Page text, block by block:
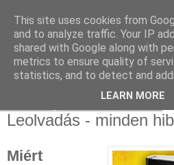
Leolvadás - minden
Miért
This site uses cookies from
and to analyze traffic. Your IP
shared with Google along with
metrics to ensure quality of
statistics, and to detect and
LEARN MORE